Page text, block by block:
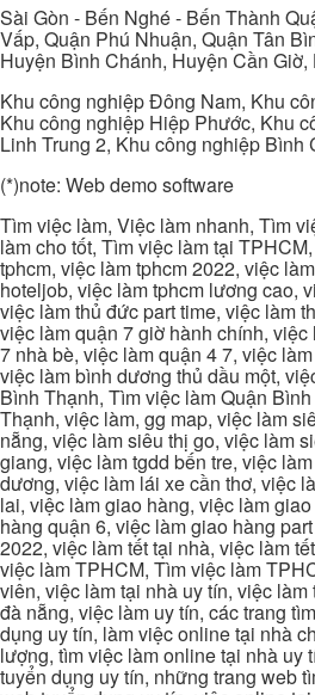
Sài Gòn - Bến Nghé - Bến Thành
Vấp, Quận Phú Nhuận, Quận Tân
Huyện Bình Chánh, Huyện Cần
Khu công nghiệp Đông Nam, Khu
Khu công nghiệp Hiệp Phước, Khu
Linh Trung 2, Khu công nghiệp
(*)note: Web demo software
Tìm việc làm, Việc làm nhanh, Tìm
làm cho tốt, Tìm việc làm tại
tphcm, việc làm tphcm 2022, việc
hoteljob, việc làm tphcm lương cao,
việc làm thủ đức part time, việc làm
việc làm quận 7 giờ hành chính,
7 nhà bè, việc làm quận 4 7, việc
việc làm bình dương thủ dầu một,
Bình Thạnh, Tìm việc làm Quận
Thạnh, việc làm, gg map, việc làm
nẵng, việc làm siêu thị go, việc làm
giang, việc làm tgdd bến tre, việc
dương, việc làm lái xe cần thơ, việc
lai, việc làm giao hàng, việc làm
hàng quận 6, việc làm giao hàng
2022, việc làm tết tại nhà, việc làm
việc làm TPHCM, Tìm việc làm
viên, việc làm tại nhà uy tín, việc
đà nẵng, việc làm uy tín, các trang
dụng uy tín, làm việc online tại nhà
lượng, tìm việc làm online tại nhà uy
tuyển dụng uy tín, những trang web